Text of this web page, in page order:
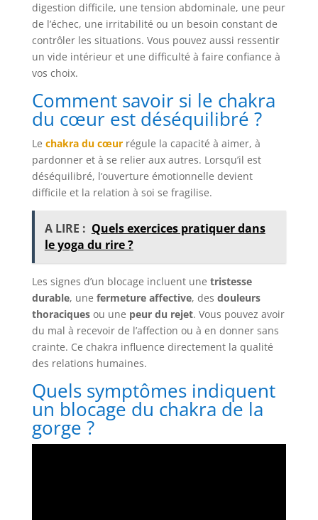
digestion difficile, une tension abdominale, une peur
de l’échec, une irritabilité ou un besoin constant de
contrôler les situations. Vous pouvez aussi ressentir
un vide intérieur et une difficulté à faire confiance à
vos choix.
Comment savoir si le chakra
du cœur est déséquilibré ?
Le chakra du cœurrégule la capacité à aimer, à
pardonner et à se relier aux autres. Lorsqu’il est
déséquilibré, l’ouverture émotionnelle devient
difficile et la relation à soi se fragilise.
A LIRE : Quels exercices pratiquer dans
le yoga du rire ?
Les signes d’un blocage incluent une tristesse
durable, une fermeture affective, des douleurs
thoraciquesou une peur du rejet. Vous pouvez avoir
du mal à recevoir de l’affection ou à en donner sans
crainte. Ce chakra influence directement la qualité
des relations humaines.
Quels symptômes indiquent
un blocage du chakra de la
gorge ?